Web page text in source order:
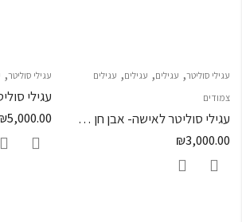
עגילי סוליטר, עגילים, עגילים, עגילים
צמודים
עגילי סוליטר לאישה- אבן חן פרינסס
₪3,000.00
עגילי סוליטר,
5,000.00